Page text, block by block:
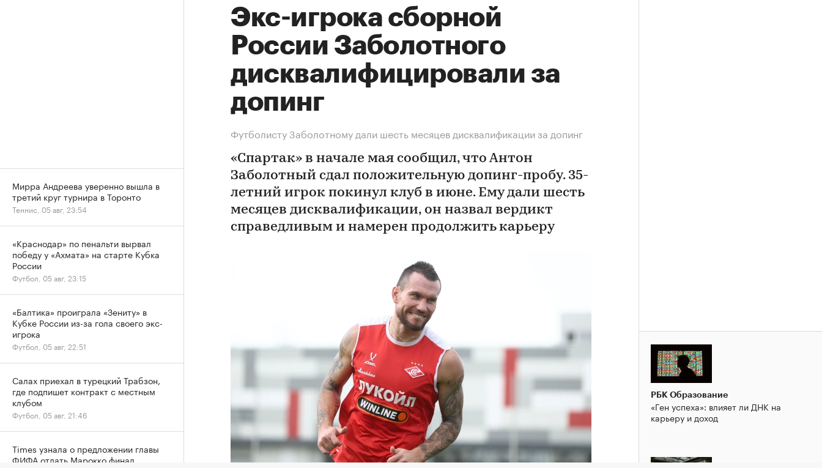
Экс-игрока сборной
России Заболотного
дисквалифицировали за
допинг
Футболисту Заболотному дали шесть месяцев дисквалификации за допинг
«Спартак» в начале мая сообщил, что Антон
Заболотный сдал положительную допинг-пробу. 35-
летний игрок покинул клуб в июне. Ему дали шесть
месяцев дисквалификации, он назвал вердикт
справедливым и намерен продолжить карьеру
РБК Образование
«Ген успеха»: влияет ли ДНК на
карьеру и доход
Мирра Андреева уверенно вышла в
третий круг турнира в Торонто
Теннис, 05 авг, 23:54
«Краснодар» по пенальти вырвал
победу у «Ахмата» на старте Кубка
России
Футбол, 05 авг, 23:15
«Балтика» проиграла «Зениту» в
Кубке России из-за гола своего экс-
игрока
Футбол, 05 авг, 22:51
Салах приехал в турецкий Трабзон,
где подпишет контракт с местным
клубом
Футбол, 05 авг, 21:46
Times узнала о предложении главы
ФИФА отдать Марокко финал